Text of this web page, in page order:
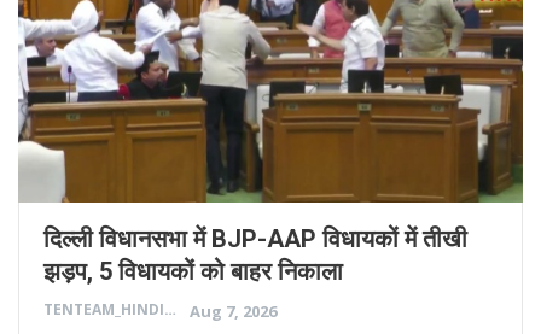
दिल्ली विधानसभा में BJP-AAP विधायकों में तीखी
झड़प, 5 विधायकों को बाहर निकाला
TENTEAM_HINDI
Aug 7, 2026